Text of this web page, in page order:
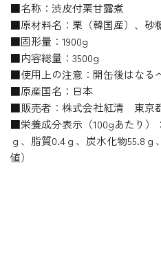
■名称：渋皮付栗甘露煮
■原材料名：栗（韓国産）、砂
■固形量：1900g
■内容総量：3500g
■使用上の注意：開缶後はなる
■原産国名：日本
■販売者：株式会社紅清 東京
■栄養成分表示（100gあたり）
ｇ、脂質0.4ｇ、炭水化物55.8
値）